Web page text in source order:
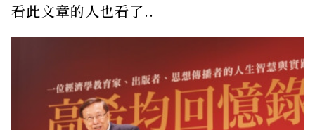
看此文章的人也看了..